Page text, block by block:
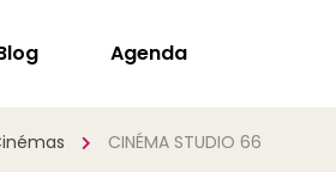
Agenda
CINÉMA STUDIO 66